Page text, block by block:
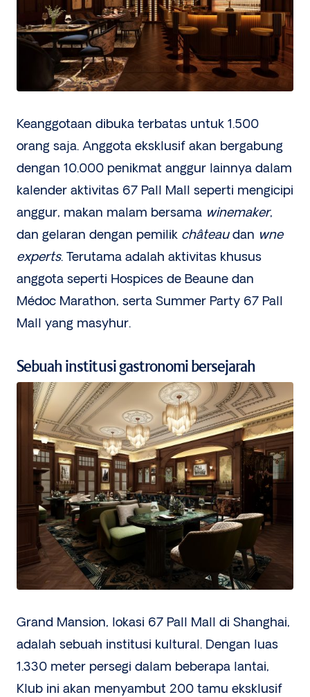
Keanggotaan dibuka terbatas untuk 1.500
orang saja. Anggota eksklusif akan bergabung
dengan 10.000 penikmat anggur lainnya dalam
kalender aktivitas 67 Pall Mall seperti mengicipi
anggur, makan malam bersama winemaker,
dan gelaran dengan pemilik châteaudan wne
experts. Terutama adalah aktivitas khusus
anggota seperti Hospices de Beaune dan
Médoc Marathon, serta Summer Party 67 Pall
Mall yang masyhur.
Sebuah institusi gastronomi bersejarah
Grand Mansion, lokasi 67 Pall Mall di Shanghai,
adalah sebuah institusi kultural. Dengan luas
1.330 meter persegi dalam beberapa lantai,
Klub ini akan menyambut 200 tamu eksklusif